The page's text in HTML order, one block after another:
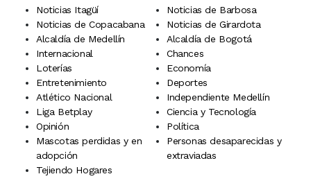
Noticias Itagüí
Noticias de Barbosa
Noticias de Copacabana
Noticias de Girardota
Alcaldía de Medellín
Alcaldía de Bogotá
Internacional
Chances
Loterías
Economía
Entretenimiento
Deportes
Atlético Nacional
Independiente Medellín
Liga Betplay
Ciencia y Tecnología
Opinión
Política
Mascotas perdidas y en
adopción
Personas desaparecidas y
extraviadas
Tejiendo Hogares